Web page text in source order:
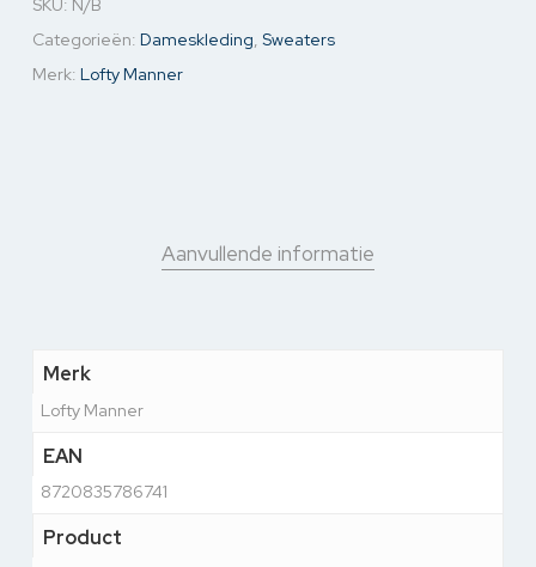
SKU: N/B
Categorieën: Dameskleding, Sweaters
Merk: Lofty Manner
Aanvullende informatie
Merk
Lofty Manner
EAN
8720835786741
Product